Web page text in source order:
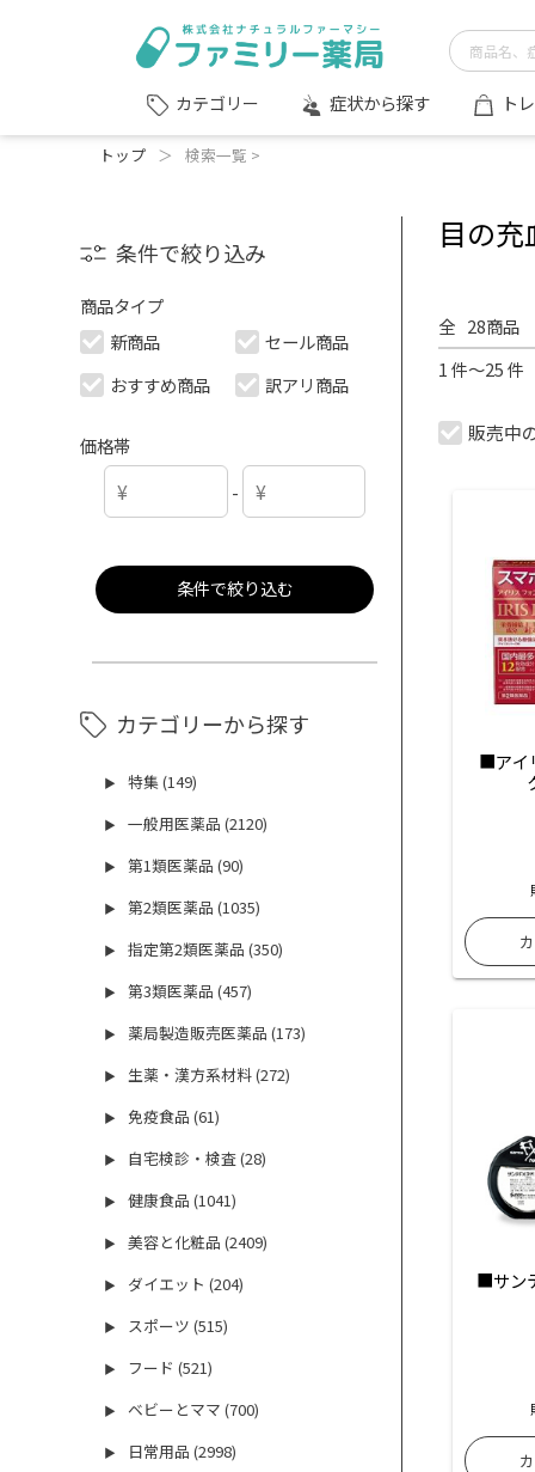
カテゴリー 症状から探す ト
トップ ＞ 検索一覧 >
条件で絞り込み
商品タイプ
新商品
セール商品
おすすめ商品
訳アリ商品
価格帯
-
条件で絞り込む
カテゴリーから探す
▶ 特集 (149)
▶ 一般用医薬品 (2120)
▶ 第1類医薬品 (90)
▶ 第2類医薬品 (1035)
▶ 指定第2類医薬品 (350)
▶ 第3類医薬品 (457)
▶ 薬局製造販売医薬品 (173)
▶ 生薬・漢方系材料 (272)
▶ 免疫食品 (61)
▶ 自宅検診・検査 (28)
▶ 健康食品 (1041)
▶ 美容と化粧品 (2409)
▶ ダイエット (204)
▶ スポーツ (515)
▶ フード (521)
▶ ベビーとママ (700)
▶ 日常用品 (2998)
目の充
全 28商品
1 件～25 件
販売中
■アイ
■サン